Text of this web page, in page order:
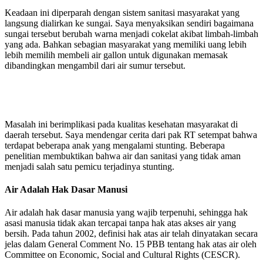
Keadaan ini diperparah dengan sistem sanitasi masyarakat yang
langsung dialirkan ke sungai. Saya menyaksikan sendiri bagaimana
sungai tersebut berubah warna menjadi cokelat akibat limbah-limbah
yang ada. Bahkan sebagian masyarakat yang memiliki uang lebih
lebih memilih membeli air gallon untuk digunakan memasak
dibandingkan mengambil dari air sumur tersebut.
Masalah ini berimplikasi pada kualitas kesehatan masyarakat di
daerah tersebut. Saya mendengar cerita dari pak RT setempat bahwa
terdapat beberapa anak yang mengalami stunting. Beberapa
penelitian membuktikan bahwa air dan sanitasi yang tidak aman
menjadi salah satu pemicu terjadinya stunting.
Air Adalah Hak Dasar Manusi
Air adalah hak dasar manusia yang wajib terpenuhi, sehingga hak
asasi manusia tidak akan tercapai tanpa hak atas akses air yang
bersih. Pada tahun 2002, definisi hak atas air telah dinyatakan secara
jelas dalam General Comment No. 15 PBB tentang hak atas air oleh
Committee on Economic, Social and Cultural Rights (CESCR).